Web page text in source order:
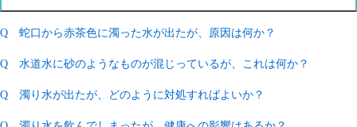
Q 蛇口から赤茶色に濁った水が出たが、原因は何か？
Q 水道水に砂のようなものが混じっているが、これは何か？
Q 濁り水が出たが、どのように対処すればよいか？